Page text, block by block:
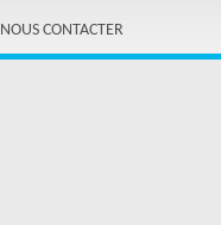
NOUS CONTACTER